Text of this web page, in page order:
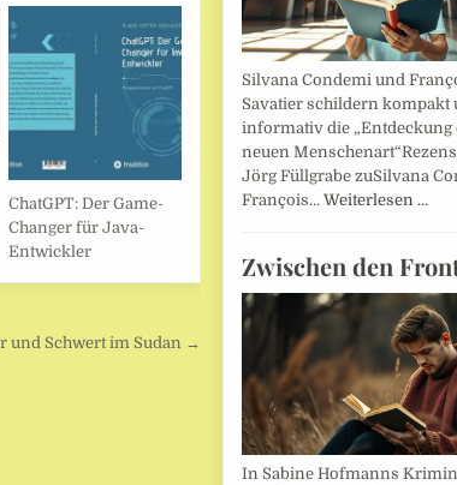
ChatGPT: Der Game-
Changer für Java-
Entwickler
und Schwert im Sudan →
Silvana Condemi und
Savatier schildern kompakt
informativ die „Entdeckung
neuen
Jörg Füllgrabe zuSilvana
François… Weiterlesen …
Zwischen den
In Sabine Hofmanns